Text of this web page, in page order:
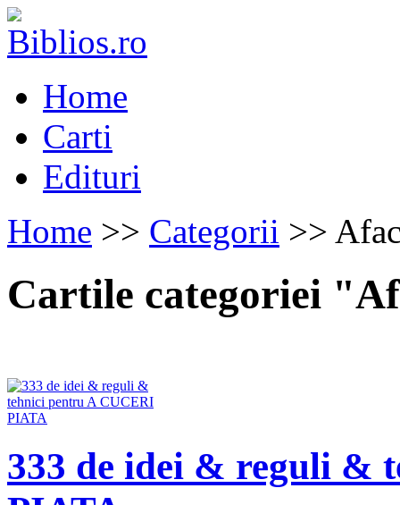
Home
Carti
Edituri
Home >> Categorii >>
Cartile categoriei
333 de idei & reguli &